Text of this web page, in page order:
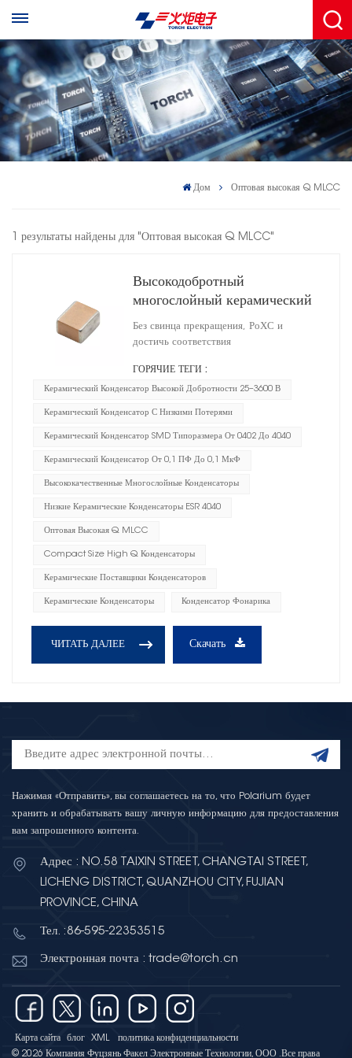
Дом Оптовая высокая Q MLCC
1 результаты найдены для "Оптовая высокая Q MLCC"
Высокодобротный
многослойный керамический
конденсатор 4040
Без свинца прекращения, РоХС и
достичь соответствия
ГОРЯЧИЕ ТЕГИ :
Керамический Конденсатор Высокой Добротности 25–3600 В
Керамический Конденсатор С Низкими Потерями
Керамический Конденсатор SMD Типоразмера От 0402 До 4040
Керамический Конденсатор От 0,1 ПФ До 0,1 МкФ
Высококачественные Многослойные Конденсаторы
Низкие Керамические Конденсаторы ESR 4040
Оптовая Высокая Q MLCC
Compact Size High Q Конденсаторы
Керамические Поставщики Конденсаторов
Керамические Конденсаторы Конденсатор Фонарика
ЧИТАТЬ ДАЛЕЕ Скачать
Нажимая «Отправить», вы соглашаетесь на то, что Polarium будет
хранить и обрабатывать вашу личную информацию для предоставления
вам запрошенного контента.
Адрес : NO.58 TAIXIN STREET, CHANGTAI STREET,
LICHENG DISTRICT, QUANZHOU CITY, FUJIAN
PROVINCE, CHINA
Тел. :86-595-22353515
Электронная почта : trade@torch.cn
Карта сайта блог XML
политика конфиденциальности
© 2026 Компания Фуцзянь Факел Электронные Технологии, ООО .Все права